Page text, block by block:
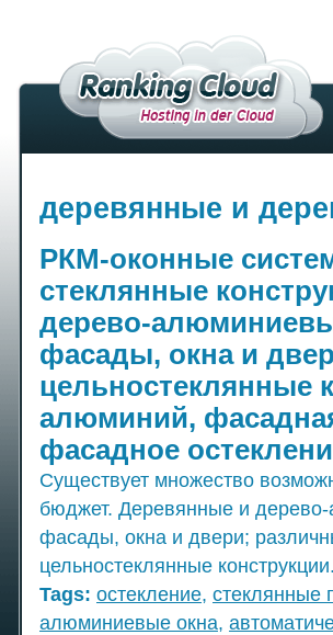
деревянные и
РКМ-оконные
стеклянные
дерево-
фасады, окна и
цельностеклянные
алюминий,
фасадное
Существует множество
бюджет. Деревянные и
фасады, окна и двери;
цельностеклянные конструкции.
Tags: остекление, стеклянные
алюминиевые окна,